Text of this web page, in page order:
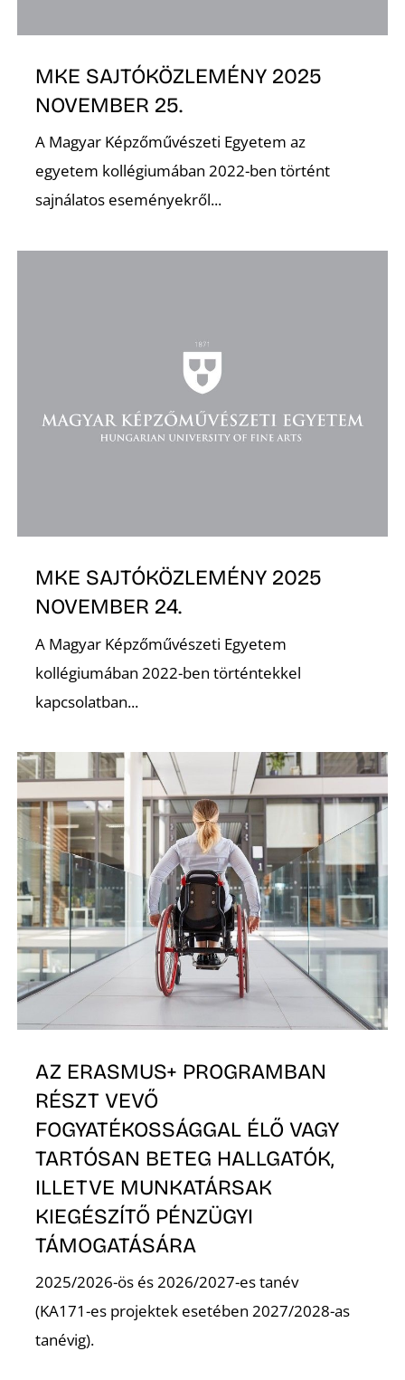
MKE SAJTÓKÖZLEMÉNY 2025
NOVEMBER 25.
A Magyar Képzőművészeti Egyetem az
egyetem kollégiumában 2022-ben történt
sajnálatos eseményekről...
MKE SAJTÓKÖZLEMÉNY 2025
NOVEMBER 24.
A Magyar Képzőművészeti Egyetem
kollégiumában 2022-ben történtekkel
kapcsolatban...
AZ ERASMUS+ PROGRAMBAN
RÉSZT VEVŐ
FOGYATÉKOSSÁGGAL ÉLŐ VAGY
TARTÓSAN BETEG HALLGATÓK,
ILLETVE MUNKATÁRSAK
KIEGÉSZÍTŐ PÉNZÜGYI
TÁMOGATÁSÁRA
2025/2026-ös és 2026/2027-es tanév
(KA171-es projektek esetében 2027/2028-as
tanévig).